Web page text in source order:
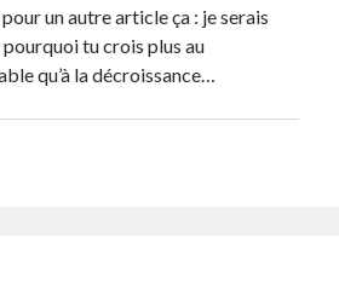
pour un autre article ça : je serais
tu crois plus au
qu’à la décroissance…